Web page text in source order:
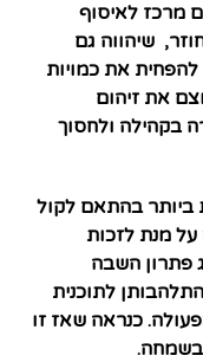
מרכז לאיסוף
שיהווה גם
את כמויות
את זיהום
בקהילה ולחסוך
ביותר בהתאם לקול
מנת לזכות
פתרון השבה
לתוכנית
כנראה שאז זו
בשמחה.